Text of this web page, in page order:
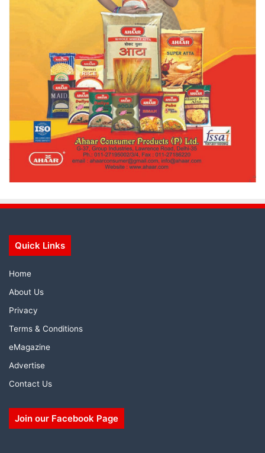
Quick Links
Home
About Us
Privacy
Terms & Conditions
eMagazine
Advertise
Contact Us
Join our Facebook Page